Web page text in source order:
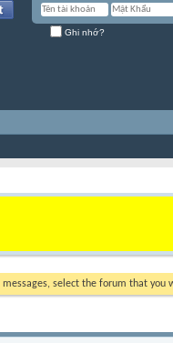
Ghi nhớ?
select the forum that